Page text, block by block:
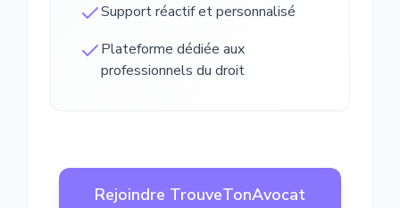
Support réactif et personnalisé
Plateforme dédiée aux
professionnels du droit
Rejoindre TrouveTonAvocat